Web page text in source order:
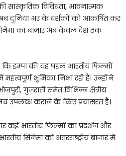
सांस्कृतिक विविधता, भावनात्मक
दुनिया भर के दर्शकों को आकर्षित कर
का बाजार अब केवल देश तक
इम्पा की यह पहल भारतीय फिल्मों
महत्वपूर्ण भूमिका निभा रही है। उन्होंने
गुजराती समेत विभिन्न क्षेत्रीय
उपलब्ध कराने के लिए प्रयासरत है।
कई भारतीय फिल्मों का प्रदर्शन और
सिनेमा को अंतरराष्ट्रीय बाजार में